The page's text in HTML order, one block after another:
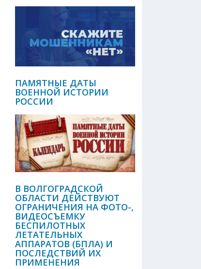
ПАМЯТНЫЕ ДАТЫ
ВОЕННОЙ ИСТОРИИ
РОССИИ
В ВОЛГОГРАДСКОЙ
ОБЛАСТИ ДЕЙСТВУЮТ
ОГРАНИЧЕНИЯ НА ФОТО-,
ВИДЕОСЪЕМКУ
БЕСПИЛОТНЫХ
ЛЕТАТЕЛЬНЫХ
АППАРАТОВ (БПЛА) И
ПОСЛЕДСТВИЙ ИХ
ПРИМЕНЕНИЯ